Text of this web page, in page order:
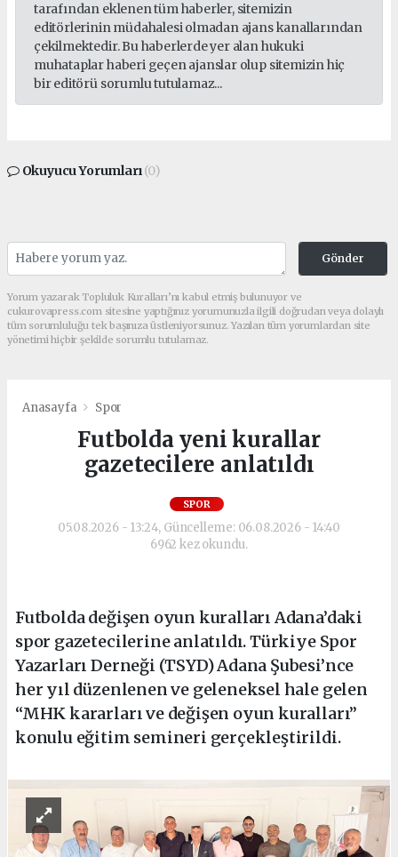
tarafından eklenen tüm haberler, sitemizin
editörlerinin müdahalesi olmadan ajans kanallarından
çekilmektedir. Bu haberlerde yer alan hukuki
muhataplar haberi geçen ajanslar olup sitemizin hiç
bir editörü sorumlu tutulamaz...
Okuyucu Yorumları(0)
Gönder
Yorum yazarak Topluluk Kuralları’nı kabul etmiş bulunuyor ve
cukurovapress.com sitesine yaptığınız yorumunuzla ilgili doğrudan veya dolaylı
tüm sorumluluğu tek başınıza üstleniyorsunuz. Yazılan tüm yorumlardan site
yönetimi hiçbir şekilde sorumlu tutulamaz.
Anasayfa Spor
Futbolda yeni kurallar
gazetecilere anlatıldı
SPOR
05.08.2026 - 13:24, Güncelleme: 06.08.2026 - 14:40
6962 kez okundu.
Futbolda değişen oyun kuralları Adana’daki
spor gazetecilerine anlatıldı. Türkiye Spor
Yazarları Derneği (TSYD) Adana Şubesi’nce
her yıl düzenlenen ve geleneksel hale gelen
“MHK kararları ve değişen oyun kuralları”
konulu eğitim semineri gerçekleştirildi.